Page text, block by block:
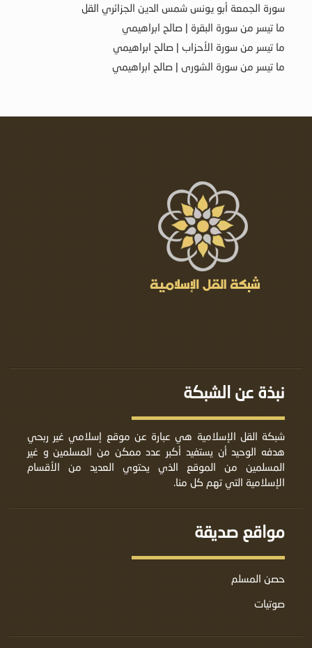
سورة الجمعة أبو يونس شمس الدين الجزائري القل
ما تيسر من سورة البقرة | صالح ابراهيمي
ما تيسر من سورة الأحزاب | صالح ابراهيمي
ما تيسر من سورة الشورى | صالح ابراهيمي
نبذة عن الشبكة
شبكة القل الإسلامية هي عبارة عن موقع إسلامي غير ربحي
هدفه الوحيد أن يستفيد أكبر عدد ممكن من المسلمين و غير
المسلمين من الموقع الذي يحتوي العديد من الأقسام
الإسلامية التي تهم كل منا.
مواقع صديقة
حصن المسلم
صوتيات